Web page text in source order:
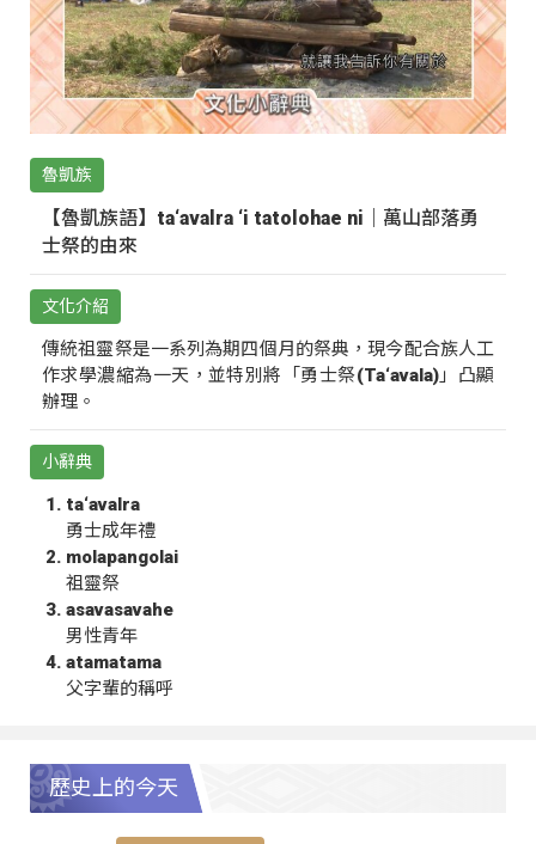
魯凱族
【魯凱族語】ta‘avalra ‘i tatolohae ni｜萬山部落勇
士祭的由來
文化介紹
傳統祖靈祭是一系列為期四個月的祭典，現今配合族人工
作求學濃縮為一天，並特別將「勇士祭(Ta‘avala)」凸顯
辦理。
小辭典
ta‘avalra
勇士成年禮
molapangolai
祖靈祭
asavasavahe
男性青年
atamatama
父字輩的稱呼
歷史上的今天